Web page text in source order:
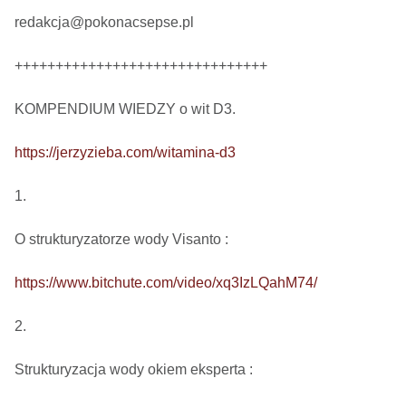
redakcja@pokonacsepse.pl
+++++++++++++++++++++++++++++++
KOMPENDIUM WIEDZY o wit D3.
https://jerzyzieba.com/witamina-d3
1.
O strukturyzatorze wody Visanto :
https://www.bitchute.com/video/xq3IzLQahM74/
2.
Strukturyzacja wody okiem eksperta :